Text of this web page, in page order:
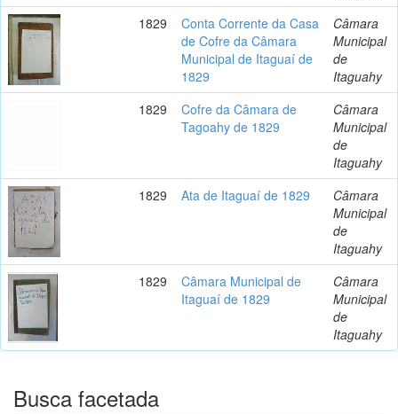
1829
Conta Corrente da Casa
de Cofre da Câmara
Municipal de Itaguaí de
1829
Câmara
Municipal
de
Itaguahy
1829
Cofre da Câmara de
Tagoahy de 1829
Câmara
Municipal
de
Itaguahy
1829
Ata de Itaguaí de 1829
Câmara
Municipal
de
Itaguahy
1829
Câmara Municipal de
Itaguaí de 1829
Câmara
Municipal
de
Itaguahy
Busca facetada